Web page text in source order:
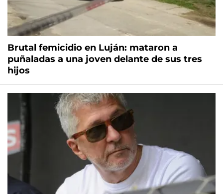
Brutal femicidio en Luján: mataron a
puñaladas a una joven delante de sus tres
hijos